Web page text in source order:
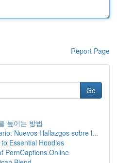
Report Page
Go
높이는 방법
Nuevos Hallazgos sobre l...
Essential Hoodies
PornCaptions.Online